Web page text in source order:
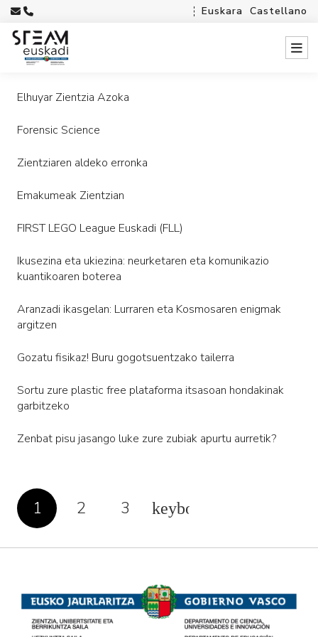
Euskara Castellano
Elhuyar Zientzia Azoka
Forensic Science
Zientziaren aldeko erronka
Emakumeak Zientzian
FIRST LEGO League Euskadi (FLL)
Ikusezina eta ukiezina: neurketaren eta komunikazio
kuantikoaren boterea
Aranzadi ikasgelan: Lurraren eta Kosmosaren enigmak
argitzen
Gozatu fisikaz! Buru gogotsuentzako tailerra
Sortu zure plastic free plataforma itsasoan hondakinak
garbitzeko
Zenbat pisu jasango luke zure zubiak apurtu aurretik?
1 2 3